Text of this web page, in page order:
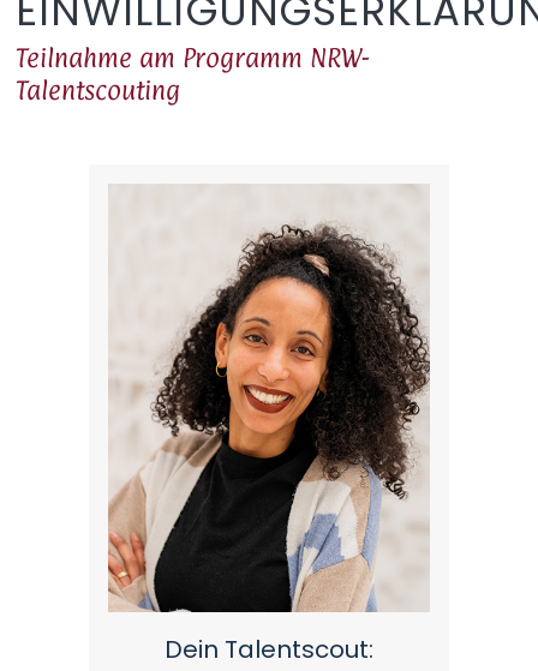
Teilnahme am Programm NRW-
Talentscouting
Dein Talentscout: